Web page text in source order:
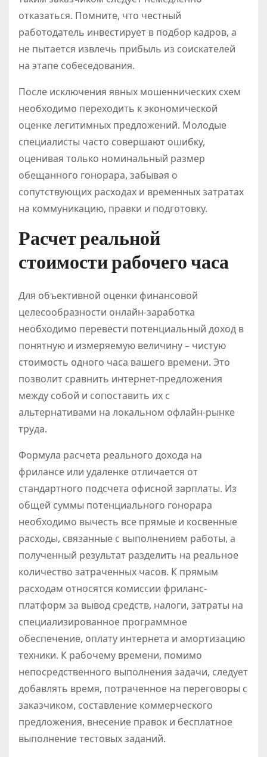
отказаться. Помните, что честный
работодатель инвестирует в подбор кадров, а
не пытается извлечь прибыль из соискателей
на этапе собеседования.
После исключения явных мошеннических схем
необходимо переходить к экономической
оценке легитимных предложений. Молодые
специалисты часто совершают ошибку,
оценивая только номинальный размер
обещанного гонорара, забывая о
сопутствующих расходах и временных затратах
на коммуникацию, правки и подготовку.
Расчет реальной
стоимости рабочего часа
Для объективной оценки финансовой
целесообразности онлайн-заработка
необходимо перевести потенциальный доход в
понятную и измеряемую величину – чистую
стоимость одного часа вашего времени. Это
позволит сравнить интернет-предложения
между собой и сопоставить их с
альтернативами на локальном офлайн-рынке
труда.
Формула расчета реального дохода на
фрилансе или удаленке отличается от
стандартного подсчета офисной зарплаты. Из
общей суммы потенциального гонорара
необходимо вычесть все прямые и косвенные
расходы, связанные с выполнением работы, а
полученный результат разделить на реальное
количество затраченных часов. К прямым
расходам относятся комиссии фриланс-
платформ за вывод средств, налоги, затраты на
специализированное программное
обеспечение, оплату интернета и амортизацию
техники. К рабочему времени, помимо
непосредственного выполнения задачи, следует
добавлять время, потраченное на переговоры с
заказчиком, составление коммерческого
предложения, внесение правок и бесплатное
выполнение тестовых заданий.